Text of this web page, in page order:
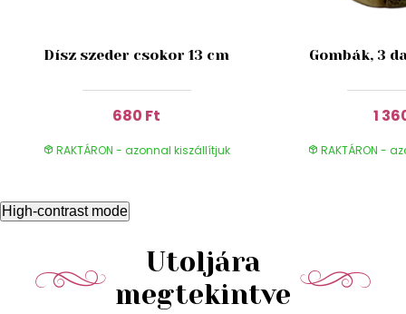
Dísz szeder csokor 13 cm
680 Ft
RAKTÁRON - azonnal kiszállítjuk
Gombák, 3
1
RAKTÁRON -
High-contrast mode
Utoljára
megtekintve